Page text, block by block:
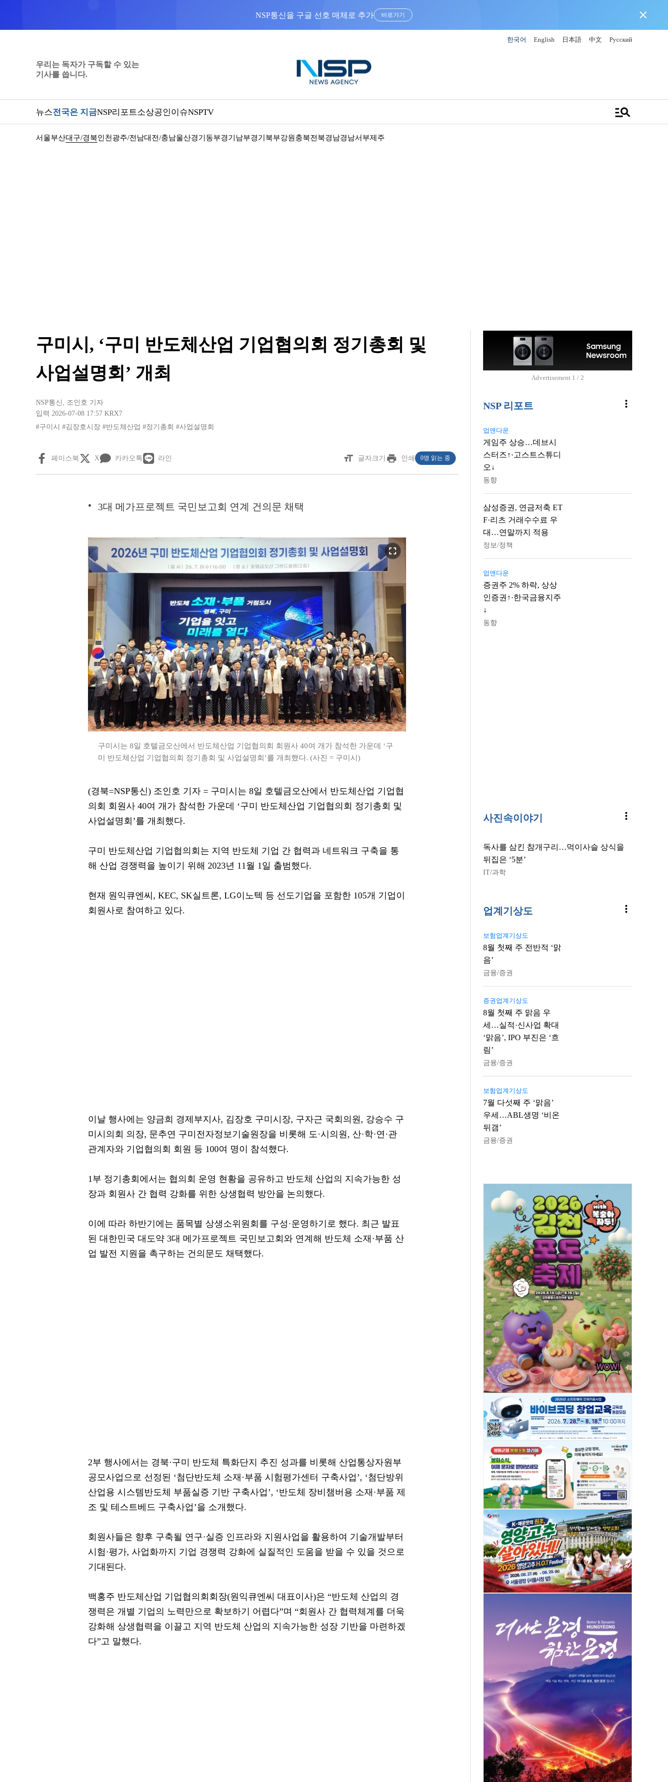
“우리는 독자가 구독할 수 있는 기사를 씁니다” close
한국어 English 日本語 中文 Русский
우리는 독자가 구독할 수 있는
기사를 씁니다.
뉴스전국은 지금NSP리포트소상공인이슈NSPTV manage_search
서울부산대구/경북인천 광주/전남대전/충남울산경기동부경기남부경기북부강원 충북전북경남경남서부제주
구미시, ‘구미 반도체산업 기업협의회 정기총회 및
사업설명회’ 개최
NSP통신 , 조인호 기자
입력 2026-07-08 17:57 KRX7
#구미시
#김장호시장 #반도체산업 #정기총회 #사업설명회
페이스북 X 카카오톡 라인 format_size 글자크기 print 인쇄 0명 읽는 중
3대 메가프로젝트 국민보고회 연계 건의문 채택
fullscreen
구미시는 8일 호텔금오산에서 반도체산업 기업협의회 회원사 40여 개가 참석한 가운데 ‘구
미 반도체산업 기업협의회 정기총회 및 사업설명회’를 개최했다. (사진 = 구미시)
(경북=NSP통신) 조인호 기자 = 구미시는 8일 호텔금오산에서 반도체산업 기업협
의회 회원사 40여 개가 참석한 가운데 ‘구미 반도체산업 기업협의회 정기총회 및
사업설명회’를 개최했다.
구미 반도체산업 기업협의회는 지역 반도체 기업 간 협력과 네트워크 구축을 통
해 산업 경쟁력을 높이기 위해 2023년 11월 1일 출범했다.
현재 원익큐엔씨, KEC, SK실트론, LG이노텍 등 선도기업을 포함한 105개 기업이
회원사로 참여하고 있다.
이날 행사에는 양금희 경제부지사, 김장호 구미시장, 구자근 국회의원, 강승수 구
미시의회 의장, 문추연 구미전자정보기술원장을 비롯해 도·시의원, 산·학·연·관
관계자와 기업협의회 회원 등 100여 명이 참석했다.
1부 정기총회에서는 협의회 운영 현황을 공유하고 반도체 산업의 지속가능한 성
장과 회원사 간 협력 강화를 위한 상생협력 방안을 논의했다.
이에 따라 하반기에는 품목별 상생소위원회를 구성·운영하기로 했다. 최근 발표
된 대한민국 대도약 3대 메가프로젝트 국민보고회와 연계해 반도체 소재·부품 산
업 발전 지원을 촉구하는 건의문도 채택했다.
2부 행사에서는 경북·구미 반도체 특화단지 추진 성과를 비롯해 산업통상자원부
공모사업으로 선정된 ‘첨단반도체 소재·부품 시험평가센터 구축사업’, ‘첨단방위
산업용 시스템반도체 부품실증 기반 구축사업’, ‘반도체 장비챔버용 소재·부품 제
조 및 테스트베드 구축사업’을 소개했다.
회원사들은 향후 구축될 연구·실증 인프라와 지원사업을 활용하여 기술개발부터
시험·평가, 사업화까지 기업 경쟁력 강화에 실질적인 도움을 받을 수 있을 것으로
기대된다.
백홍주 반도체산업 기업협의회회장(원익큐엔씨 대표이사)은 “반도체 산업의 경
쟁력은 개별 기업의 노력만으로 확보하기 어렵다”며 “회원사 간 협력체계를 더욱
강화해 상생협력을 이끌고 지역 반도체 산업의 지속가능한 성장 기반을 마련하겠
다”고 말했다.
Advertisement 2 / 2
NSP 리포트 more_vert
업앤다운
게임주 상승…데브시
스터즈↑·고스트스튜디
오↓
동향
삼성증권, 연금저축 ET
F·리츠 거래수수료 우
대…연말까지 적용
정보/정책
업앤다운
증권주 2% 하락, 상상
인증권↑·한국금융지주
↓
동향
사진속이야기 more_vert
독사를 삼킨 참개구리…먹이사슬 상식을
뒤집은 ‘5분’
IT/과학
업계기상도 more_vert
보험업계기상도
8월 첫째 주 전반적 ‘맑
음’
금융/증권
증권업계기상도
8월 첫째 주 맑음 우
세…실적·신사업 확대
‘맑음’, IPO 부진은 ‘흐
림’
금융/증권
보험업계기상도
7월 다섯째 주 ‘맑음’
우세…ABL생명 ‘비온
뒤갬’
금융/증권